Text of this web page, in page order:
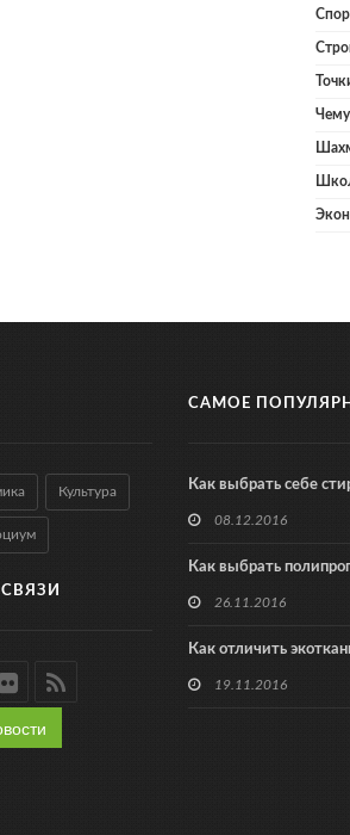
Чему
Культура
САМОЕ
Как выбрать себе
08.12.2016
Как выбрать
26.11.2016
Как отличить
19.11.2016